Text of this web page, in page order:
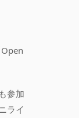
参加
ライ